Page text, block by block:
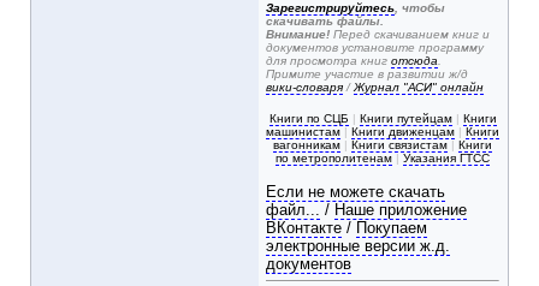
Зарегистрируйтесь, чтобы
скачивать файлы.
Внимание! Перед скачиванием книг и
документов установите программу
для просмотра книг отсюда.
Примите участие в развитии ж/д
вики-словаря/Журнал "АСИ" онлайн
Книги по СЦБ | Книги путейцам| Книги
машинистам | Книги движенцам | Книги
вагонникам | Книги связистам | Книги
по метрополитенам | Указания ГТСС
Если не можете скачать
файл... / Наше приложение
ВКонтакте / Покупаем
электронные версии ж.д.
документов